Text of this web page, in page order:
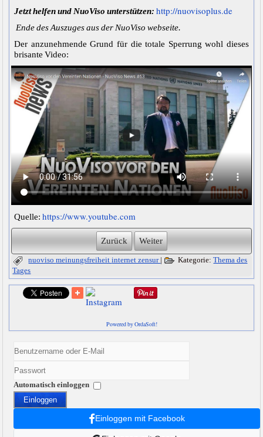
Jetzt helfen und NuoViso unterstützen: http://nuovisoplus.de
Ende des Auszuges aus der NuoViso webseite.
Der anzunehmende Grund für die totale Sperrung wohl dieses
brisante Video:
Quelle:https://www.youtube.com
Zurück Weiter
nuovisomeinungsfreiheitinternet zensur | Kategorie:Thema des
Tages
Powered by OrdaSoft!
Automatisch einloggen
Einloggen
Einloggen mit Facebook